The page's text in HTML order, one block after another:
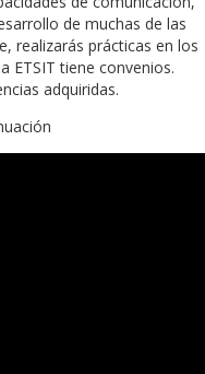
de muchas de las
realizarás prácticas en los
ETSIT tiene convenios.
adquiridas.